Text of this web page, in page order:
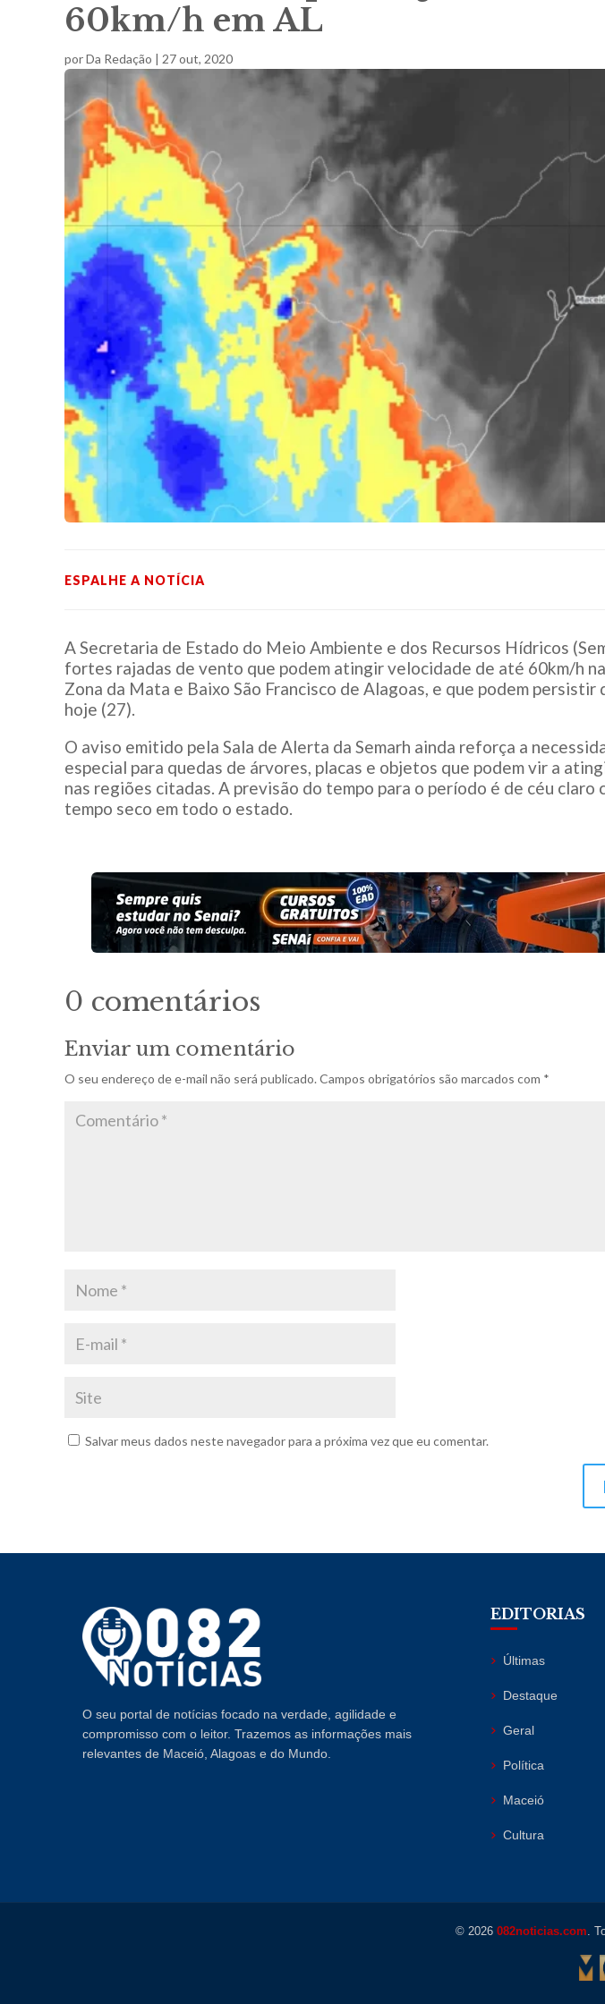
60km/h em AL
porDa Redação 27 out, 2020
ESPALHE A NOTÍCIA
A Secretaria de Estado do Meio Ambiente e dos Recursos Hídricos
fortes rajadas de vento que podem atingir velocidade de até 60km/h
Zona da Mata e Baixo São Francisco de Alagoas, e que podem
hoje (27).
O aviso emitido pela Sala de Alerta da Semarh ainda reforça a
especial para quedas de árvores, placas e objetos que podem vir a
nas regiões citadas. A previsão do tempo para o período é de céu claro
tempo seco em todo o estado.
0 comentários
Enviar um comentário
O seu endereço de e-mail não será publicado.Campos obrigatórios são marcados com *
Salvar meus dados neste navegador para a próxima vez que eu comentar.
O seu portal de notícias focado na verdade, agilidade e
compromisso com o leitor. Trazemos as informações mais
relevantes de Maceió, Alagoas e do Mundo.
EDITORIAS
Últimas
Destaque
Geral
Política
Maceió
Cultura
© 2026 082noticias.com.